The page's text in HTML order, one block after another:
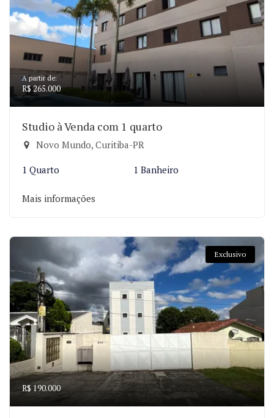
A partir de:
R$ 265.000
Studio à Venda com 1 quarto
Novo Mundo, Curitiba-PR
1 Quarto 1 Banheiro
Mais informações
Exclusivo
R$ 190.000